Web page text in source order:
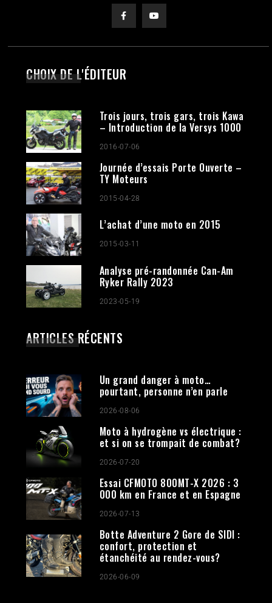
CHOIX DE L'ÉDITEUR
Trois jours, trois gars, trois Kawa
– Introduction de la Versys 1000
2016-07-06
Journée d’essais Porte Ouverte –
TY Moteurs
2015-04-28
L’achat d’une moto en 2015
2015-03-11
Analyse pré-randonnée Can-Am
Ryker Rally 2023
2023-05-19
ARTICLES RÉCENTS
Un grand danger à moto…
pourtant, personne n’en parle
2026-08-06
Moto à hydrogène vs électrique :
et si on se trompait de combat?
2026-07-20
Essai CFMOTO 800MT-X 2026 : 3
000 km en France et en Espagne
2026-07-13
Botte Adventure 2 Gore de SIDI :
confort, protection et
étanchéité au rendez-vous?
2026-06-09